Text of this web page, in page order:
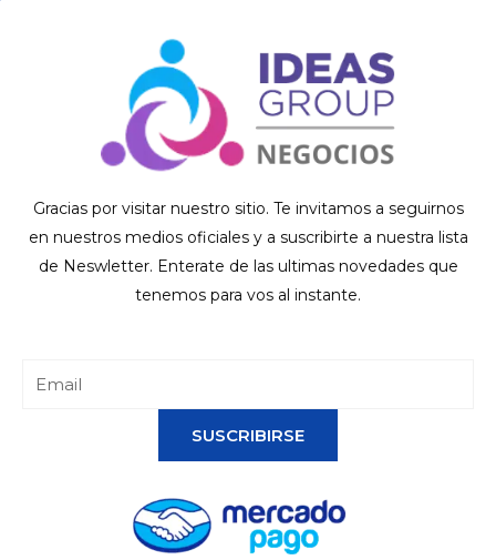
Gracias por visitar nuestro sitio. Te invitamos a seguirnos
en nuestros medios oficiales y a suscribirte a nuestra lista
de Neswletter. Enterate de las ultimas novedades que
tenemos para vos al instante.
SUSCRIBIRSE